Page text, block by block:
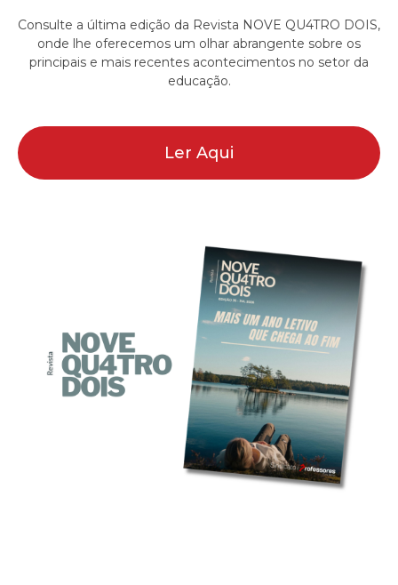
Consulte a última edição da Revista NOVE QU4TRO DOIS,
onde lhe oferecemos um olhar abrangente sobre os
principais e mais recentes acontecimentos no setor da
educação.
Ler Aqui